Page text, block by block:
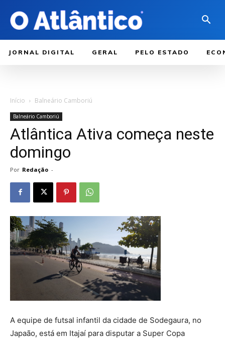
JORNAL DIGITAL GERAL PELO ESTADO
Início Balneário Camboriú
Balneário Camboriú
Atlântica Ativa começa neste
domingo
Por Redação -
A equipe de futsal infantil da cidade de Sodegaura, no
Japaão, está em Itajaí para disputar a Super Copa